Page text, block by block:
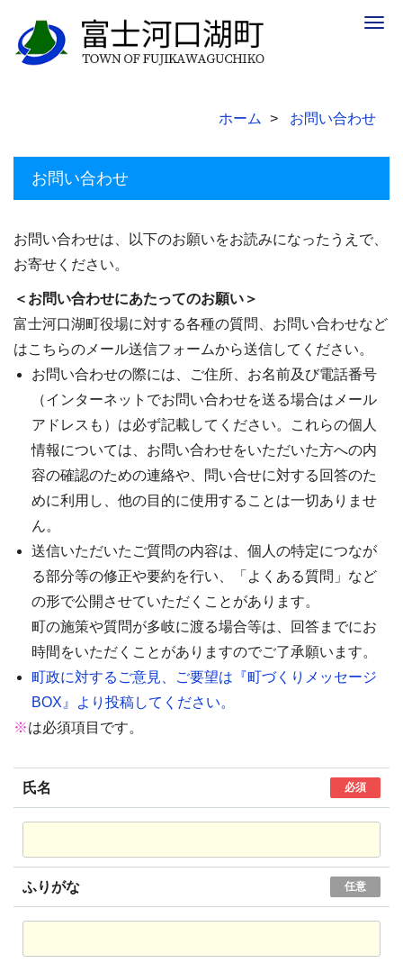
ホーム お問い合わせ
お問い合わせ
お問い合わせは、以下のお願いをお読みになったうえで、
お寄せください。
＜お問い合わせにあたってのお願い＞
富士河口湖町役場に対する各種の質問、お問い合わせなど
はこちらのメール送信フォームから送信してください。
お問い合わせの際には、ご住所、お名前及び電話番号
（インターネットでお問い合わせを送る場合はメール
アドレスも）は必ず記載してください。これらの個人
情報については、お問い合わせをいただいた方への内
容の確認のための連絡や、問い合せに対する回答のた
めに利用し、他の目的に使用することは一切ありませ
ん。
送信いただいたご質問の内容は、個人の特定につなが
る部分等の修正や要約を行い、「よくある質問」など
の形で公開させていただくことがあります。
町の施策や質問が多岐に渡る場合等は、回答までにお
時間をいただくことがありますのでご了承願います。
町政に対するご意見、ご要望は『町づくりメッセージ
BOX』より投稿してください。
※は必須項目です。
氏名 必須
ふりがな 任意